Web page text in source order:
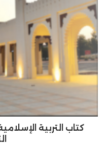
كتاب التربية